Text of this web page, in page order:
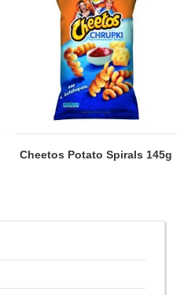
Cheetos Potato Spirals 145g